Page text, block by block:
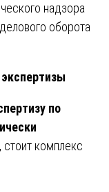
надзора
оборота
по
, стоит комплекс